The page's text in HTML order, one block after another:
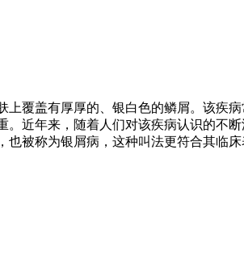
覆盖有厚厚的、银白色的鳞屑。该疾
近年来，随着人们对该疾病认识的不
也被称为银屑病，这种叫法更符合其临